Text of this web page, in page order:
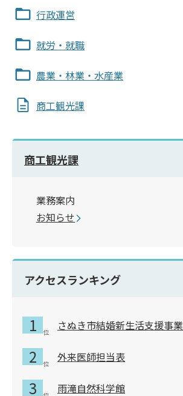
行政運営
就労・就職
農業・林業・水産業
商工観光課
商工観光課
業務案内
お知らせ
アクセスランキング
さぬき市結婚新生活支援事業
外来医師担当表
雨滝自然科学館